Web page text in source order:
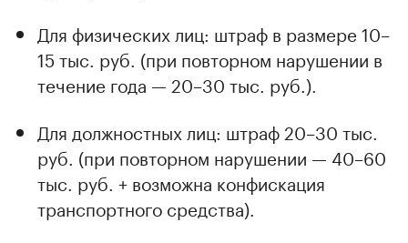
Для физических лиц: штраф в размере 10–
15 тыс. руб. (при повторном нарушении в
течение года — 20–30 тыс. руб.).
Для должностных лиц: штраф 20–30 тыс.
руб. (при повторном нарушении — 40–60
тыс. руб. + возможна конфискация
транспортного средства).